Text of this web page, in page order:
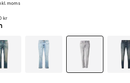
moms
kr
kr